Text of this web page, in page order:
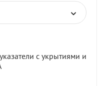
с укрытиями и